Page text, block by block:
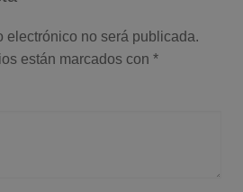
electrónico no será publicada.
están marcados con *